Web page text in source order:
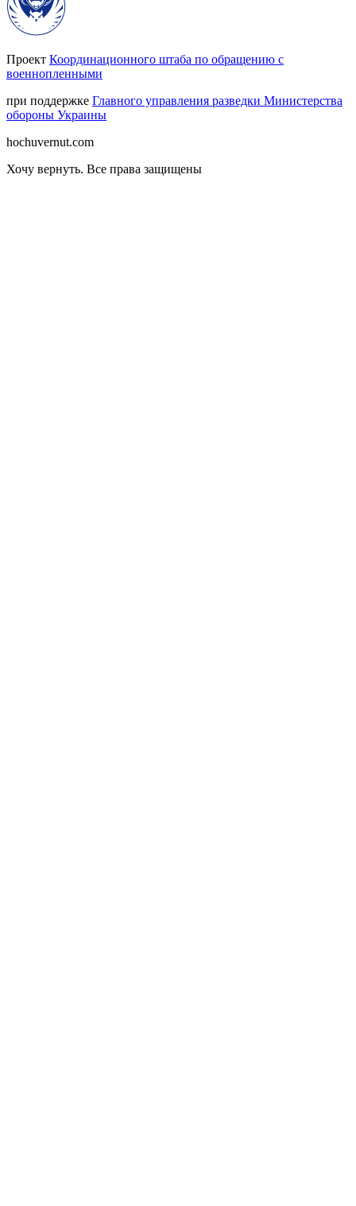
Проект Координационного штаба по обращению с
военнопленными
при поддержке Главного управления разведки Министерства
обороны Украины
hochuvernut.com
Хочу вернуть. Все права защищены